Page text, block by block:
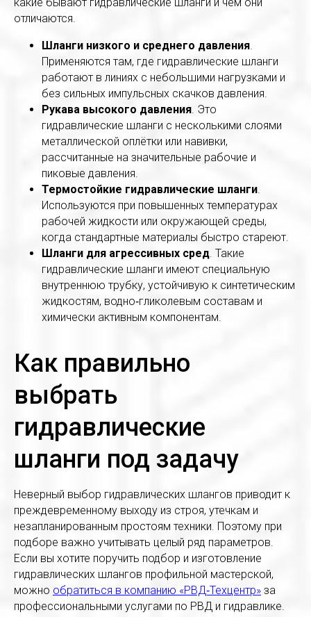
отличаются.
Шланги низкого и среднего давления.
Применяются там, где гидравлические шланги
работают в линиях с небольшими нагрузками и
без сильных импульсных скачков давления.
Рукава высокого давления. Это
гидравлические шланги с несколькими слоями
металлической оплётки или навивки,
рассчитанные на значительные рабочие и
пиковые давления.
Термостойкие гидравлические шланги.
Используются при повышенных температурах
рабочей жидкости или окружающей среды,
когда стандартные материалы быстро стареют.
Шланги для агрессивных сред. Такие
гидравлические шланги имеют специальную
внутреннюю трубку, устойчивую к синтетическим
жидкостям, водно‑гликолевым составам и
химически активным компонентам.
Как правильно
выбрать
гидравлические
шланги под задачу
Неверный выбор гидравлических шлангов приводит к
преждевременному выходу из строя, утечкам и
незапланированным простоям техники. Поэтому при
подборе важно учитывать целый ряд параметров.
Если вы хотите поручить подбор и изготовление
гидравлических шлангов профильной мастерской,
можно обратиться в компанию «РВД‑Техцентр» за
профессиональными услугами по РВД и гидравлике.